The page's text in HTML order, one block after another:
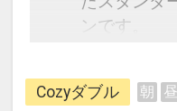
ンです。
できるダイ
ら、一都市
Cozyダブル 朝 昼